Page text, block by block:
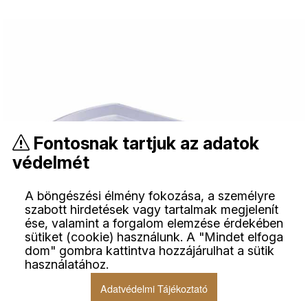
Fontosnak tartjuk az adatok
védelmét
A böngészési élmény fokozása, a személyre
szabott hirdetések vagy tartalmak megjelenít
ése, valamint a forgalom elemzése érdekében
sütiket (cookie) használunk. A "Mindet elfoga
dom" gombra kattintva hozzájárulhat a sütik
használatához.
Adatvédelmi Tájékoztató